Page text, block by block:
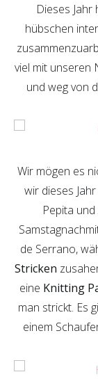
Dieses
hübschen
viel mit unseren
und weg von
Wir mögen es
wir dieses
Pepita
de Serrano,
Stricken
eine Knitting
man strickt. Es
einem